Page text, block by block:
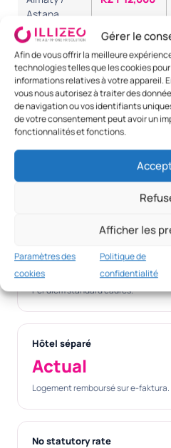
Gérer le
Afin de vous offrir la meilleure
technologies telles que les cookies
informations relatives à votre appareil.
vous nous autorisez à traiter des
de navigation ou vos identifiants
de votre consentement peut avoir un
fonctionnalités et fonctions.
Afficher les
Paramètres des
cookies
Politique de
confidentialité
Astana
Shymkent /
Aktau
KZT 10,000
Cadre
senior
KZT 30,000
Foreign —
Moscou
KZT 25,000
Foreign —
KZT 35,000
KZT 30k+
Per diem standard cadres.
Hôtel séparé
Actual
Logement remboursé sur e-faktura.
No statutory rate